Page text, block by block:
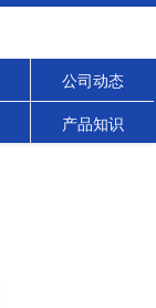
公司动态
产品知识